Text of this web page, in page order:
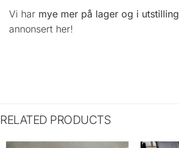
Vi har mye mer på lager og i utstilling
annonsert her!
RELATED PRODUCTS